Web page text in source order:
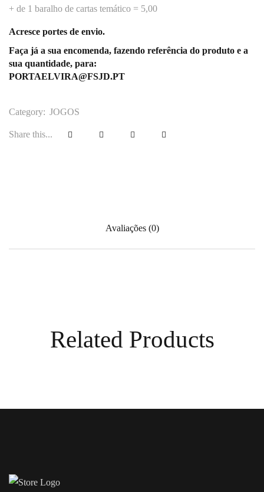
+ de 1 baralho de cartas temático = 5,00
Acresce portes de envio.
Faça já a sua encomenda, fazendo referência do produto e a
sua quantidade, para:
PORTAELVIRA@FSJD.PT
Category: JOGOS
Share this...
Avaliações (0)
Related Products